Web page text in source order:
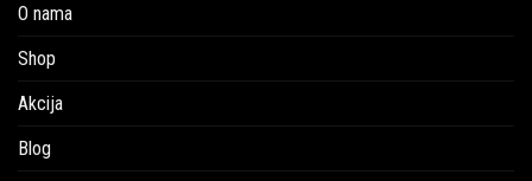
O nama
Shop
Akcija
Blog